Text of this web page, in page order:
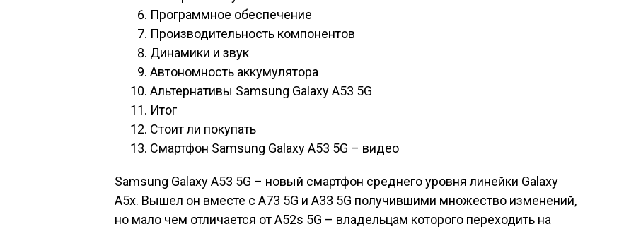
Программное обеспечение
Производительность компонентов
Динамики и звук
Автономность аккумулятора
Альтернативы Samsung Galaxy A53 5G
Итог
Стоит ли покупать
Смартфон Samsung Galaxy A53 5G – видео
Samsung Galaxy A53 5G – новый смартфон среднего уровня линейки Galaxy
A5x. Вышел он вместе с A73 5G и A33 5G получившими множество изменений,
но мало чем отличается от A52s 5G – владельцам которого переходить на